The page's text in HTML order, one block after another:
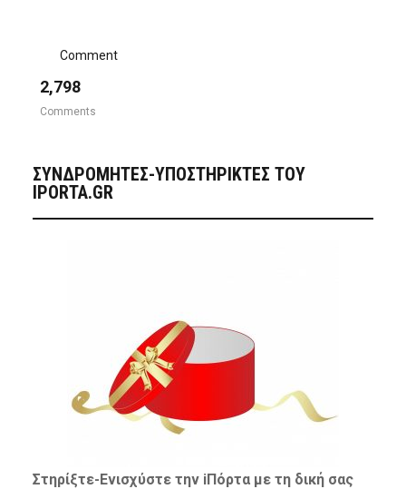
Comment
2,798
Comments
ΣΥΝΔΡΟΜΗΤΈΣ-ΥΠΟΣΤΗΡΙΚΤΈΣ ΤΟΥ
IPORTA.GR
Στηρίξτε-Ενισχύστετην iΠόρτα με τη δική σας